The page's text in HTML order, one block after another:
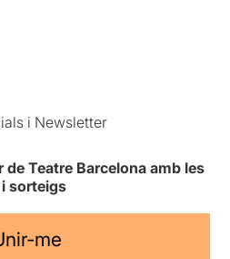
i Newsletter
Teatre Barcelona amb les
sorteigs
me